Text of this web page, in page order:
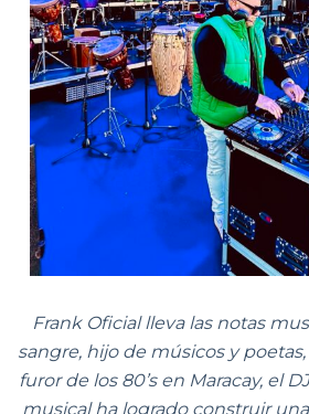
Frank Oficial lleva las notas
sangre, hijo de músicos y
furor de los 80’s en Maracay, el
musical ha logrado construir